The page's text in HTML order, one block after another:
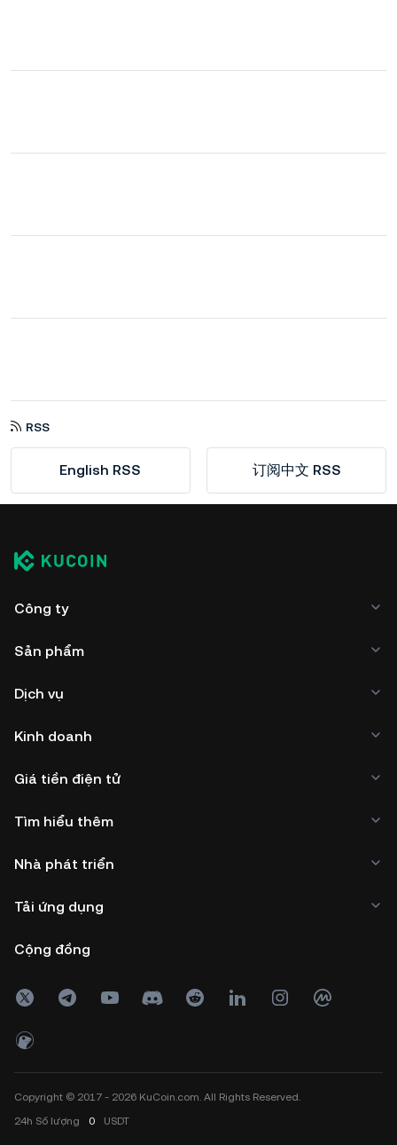
RSS
English RSS 订阅中文 RSS
Công ty
Sản phẩm
Dịch vụ
Kinh doanh
Giá tiền điện tử
Tìm hiểu thêm
Nhà phát triển
Tải ứng dụng
Cộng đồng
Copyright © 2017 - 2026 KuCoin.com. All Rights Reserved.
24h Số lượng 0 USDT